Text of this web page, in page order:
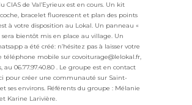
CIAS de Val’Eyrieux est en cours. Un kit
bracelet fluorescent et plan des points
à votre disposition au Lokal. Un panneau «
sera bientôt mis en place au village. Un
a été créé: n’hésitez pas à laisser votre
téléphone mobile sur covoiturage@lelokal.fr,
au 06.77.97.40.80 . Le groupe est en contact
pour créer une communauté sur Saint-
ses environs. Référents du groupe : Mélanie
Karine Larivière.